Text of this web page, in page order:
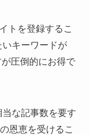
トを登録するこ
いキーワードが
圧倒的にお得で
な記事数を要す
恩恵を受けるこ